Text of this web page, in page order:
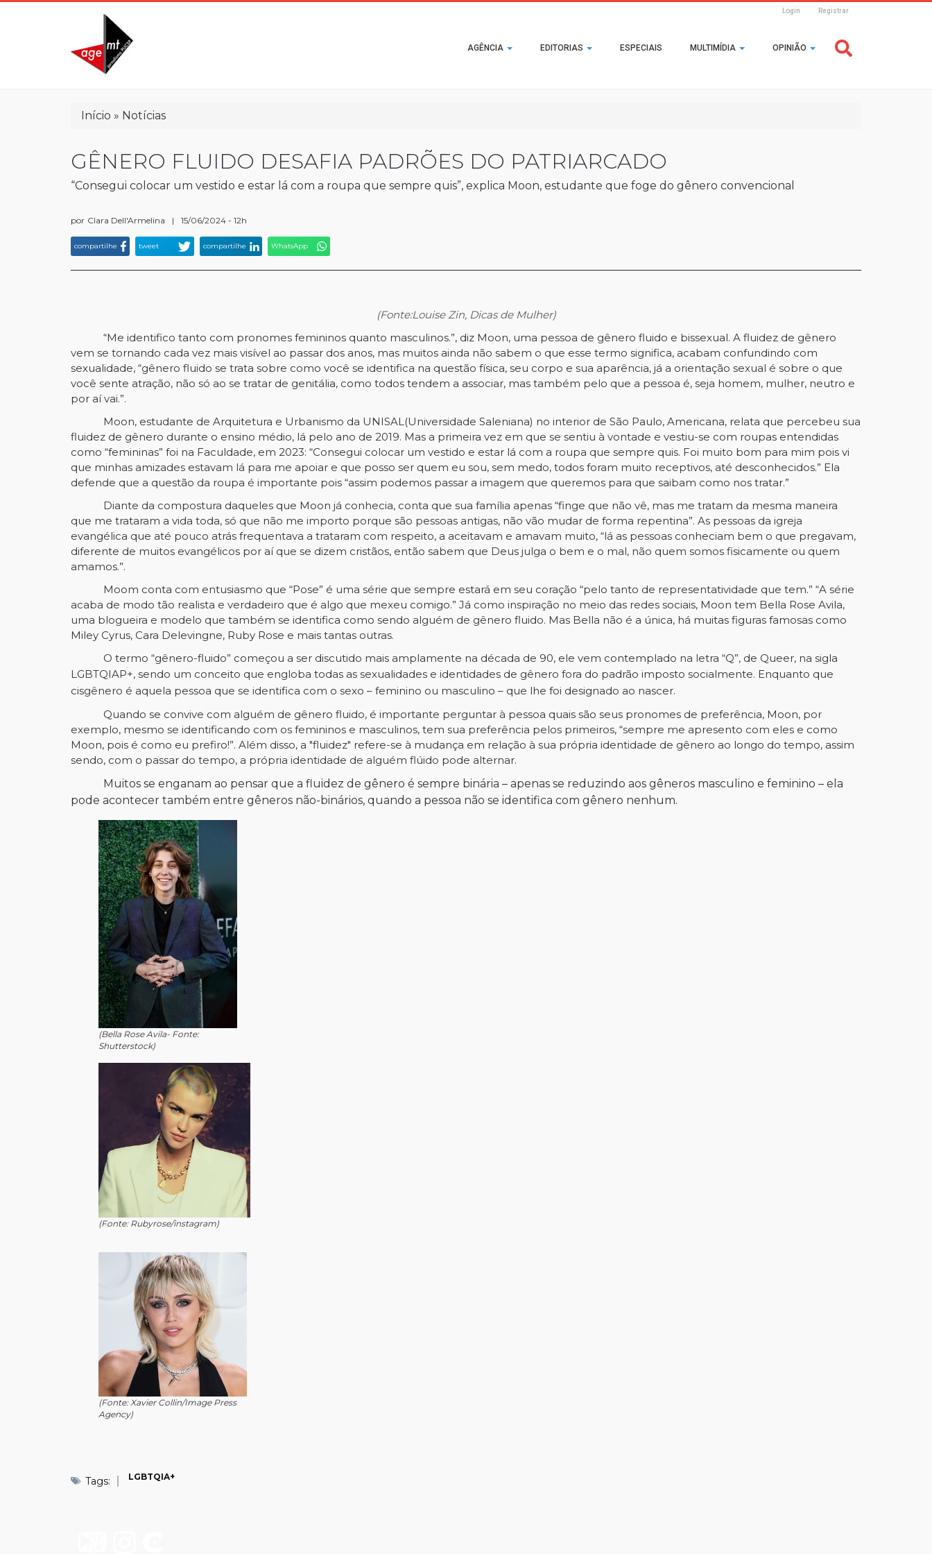
Login Registrar
Main
navigation
AGÊNCIA EDITORIAS ESPECIAIS MULTIMÍDIA OPINIÃO
Trilha
navegação
Início Notícias
GÊNERO FLUIDO DESAFIA PADRÕES DO PATRIARCADO
“Consegui colocar um vestido e estar lá com a roupa que sempre quis”, explica Moon, estudante que foge do gênero convencional
por Clara Dell'Armelina | 15/06/2024 - 12h
compartilhe tweet compartilhe WhatsApp
(Fonte:Louise Zin, Dicas de Mulher)
“Me identifico tanto com pronomes femininos quanto masculinos.”, diz Moon, uma pessoa de gênero fluido e bissexual. A fluidez de gênero
vem se tornando cada vez mais visível ao passar dos anos, mas muitos ainda não sabem o que esse termo significa, acabam confundindo com
sexualidade, “gênero fluido se trata sobre como você se identifica na questão física, seu corpo e sua aparência, já a orientação sexual é sobre o que
você sente atração, não só ao se tratar de genitália, como todos tendem a associar, mas também pelo que a pessoa é, seja homem, mulher, neutro e
por aí vai.”.
Moon, estudante de Arquitetura e Urbanismo da UNISAL(Universidade Saleniana) no interior de São Paulo, Americana, relata que percebeu sua
fluidez de gênero durante o ensino médio, lá pelo ano de 2019. Mas a primeira vez em que se sentiu à vontade e vestiu-se com roupas entendidas
como “femininas” foi na Faculdade, em 2023: “Consegui colocar um vestido e estar lá com a roupa que sempre quis. Foi muito bom para mim pois vi
que minhas amizades estavam lá para me apoiar e que posso ser quem eu sou, sem medo, todos foram muito receptivos, até desconhecidos.” Ela
defende que a questão da roupa é importante pois “assim podemos passar a imagem que queremos para que saibam como nos tratar.”
Diante da compostura daqueles que Moon já conhecia, conta que sua família apenas “finge que não vê, mas me tratam da mesma maneira
que me trataram a vida toda, só que não me importo porque são pessoas antigas, não vão mudar de forma repentina”. As pessoas da igreja
evangélica que até pouco atrás frequentava a trataram com respeito, a aceitavam e amavam muito, “lá as pessoas conheciam bem o que pregavam,
diferente de muitos evangélicos por aí que se dizem cristãos, então sabem que Deus julga o bem e o mal, não quem somos fisicamente ou quem
amamos.”.
Moom conta com entusiasmo que “Pose” é uma série que sempre estará em seu coração “pelo tanto de representatividade que tem.” “A série
acaba de modo tão realista e verdadeiro que é algo que mexeu comigo.” Já como inspiração no meio das redes sociais, Moon tem Bella Rose Avila,
uma blogueira e modelo que também se identifica como sendo alguém de gênero fluido. Mas Bella não é a única, há muitas figuras famosas como
Miley Cyrus, Cara Delevingne, Ruby Rose e mais tantas outras.
O termo “gênero-fluido” começou a ser discutido mais amplamente na década de 90, ele vem contemplado na letra “Q”, de Queer, na sigla
LGBTQIAP+, sendo um conceito que engloba todas as sexualidades e identidades de gênero fora do padrão imposto socialmente. Enquanto que
cisgênero é aquela pessoa que se identifica com o sexo – feminino ou masculino – que lhe foi designado ao nascer.
Quando se convive com alguém de gênero fluido, é importante perguntar à pessoa quais são seus pronomes de preferência, Moon, por
exemplo, mesmo se identificando com os femininos e masculinos, tem sua preferência pelos primeiros, “sempre me apresento com eles e como
Moon, pois é como eu prefiro!”. Além disso, a "fluidez" refere-se à mudança em relação à sua própria identidade de gênero ao longo do tempo, assim
sendo, com o passar do tempo, a própria identidade de alguém flúido pode alternar.
Muitos se enganam ao pensar que a fluidez de gênero é sempre binária – apenas se reduzindo aos gêneros masculino e feminino – ela
pode acontecer também entre gêneros não-binários, quando a pessoa não se identifica com gênero nenhum.
(Bella Rose Avila- Fonte:
Shutterstock)
(Fonte: Rubyrose/instagram)
(Fonte: Xavier Collin/Image Press
Agency)
Tags: LGBTQIA+